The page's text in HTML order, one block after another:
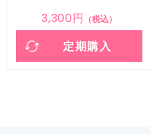
3,300円 （税込）
定期購入